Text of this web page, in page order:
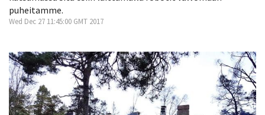
puheitamme.
Wed Dec 27 11:45:00 GMT 2017